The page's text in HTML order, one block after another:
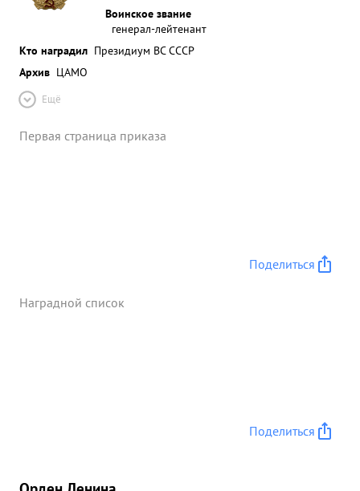
Воинское звание
генерал-лейтенант
Кто наградил Президиум ВС СССР
Архив ЦАМО
Ещё
Первая страница приказа
Поделиться
Наградной список
Поделиться